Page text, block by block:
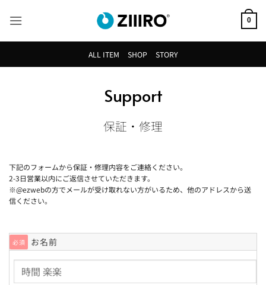
0
ALL ITEM SHOP STORY
Support
保証・修理
下記のフォームから保証・修理内容をご連絡ください。
2-3日営業以内にご返信させていただきます。
※@ezwebの方でメールが受け取れない方がいるため、他のアドレスから送
信ください。
必須 お名前